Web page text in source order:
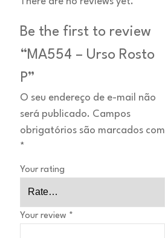
Be the first to review
“MA554 – Urso Rosto
P”
O seu endereço de e-mail não
será publicado. Campos
obrigatórios são marcados com
*
Your rating
Your review *